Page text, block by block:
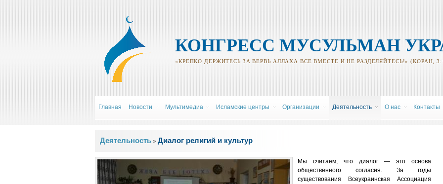
КОНГРЕСС МУСУЛЬМАН
«КРЕПКО ДЕРЖИТЕСЬ ЗА ВЕРВЬ АЛЛАХА ВСЕ ВМЕСТЕ И НЕ РАЗДЕЛЯЙТЕСЬ!» (КОРАН,
Главная Новости Мультимедиа Исламские центры Oрганизации Деятельность О нас Контакты
Вы здесь
Деятельность » Диалог религий и культур
Мы считаем, что диалог — это основа
общественного согласия. За годы
существования Всеукраинская Ассоциация